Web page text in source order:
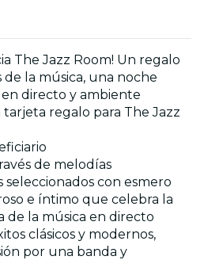
The Jazz Room! Un regalo
de la música, una noche
directo y ambiente
tarjeta regalo para The Jazz
de melodías
con esmero
e íntimo que celebra la
la música en directo
clásicos y modernos,
por una banda y